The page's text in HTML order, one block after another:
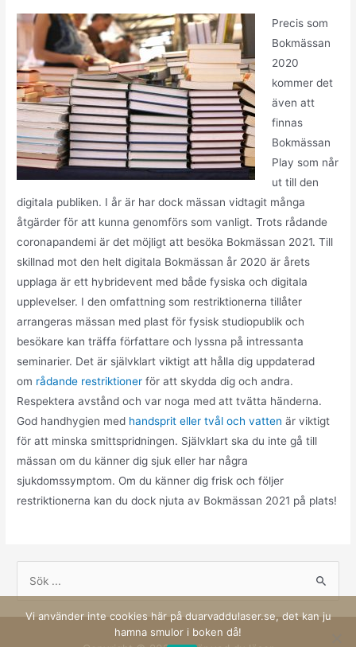
Precis som
Bokmässan
2020
kommer det
även att
finnas
Bokmässan
Play som når
ut till den
digitala publiken. I år är har dock mässan vidtagit många
åtgärder för att kunna genomförs som vanligt. Trots rådande
coronapandemi är det möjligt att besöka Bokmässan 2021. Till
skillnad mot den helt digitala Bokmässan år 2020 är årets
upplaga är ett hybridevent med både fysiska och digitala
upplevelser. I den omfattning som restriktionerna tillåter
arrangeras mässan med plast för fysisk studiopublik och
besökare kan träffa författare och lyssna på intressanta
seminarier. Det är självklart viktigt att hålla dig uppdaterad
om rådande restriktioner för att skydda dig och andra.
Respektera avstånd och var noga med att tvätta händerna.
God handhygien med handsprit eller tvål och vatten är viktigt
för att minska smittspridningen. Självklart ska du inte gå till
mässan om du känner dig sjuk eller har några
sjukdomssymptom. Om du känner dig frisk och följer
restriktionerna kan du dock njuta av Bokmässan 2021 på plats!
Vi använder inte cookies här på duarvaddulaser.se, det kan ju
hamna smulor i boken då!